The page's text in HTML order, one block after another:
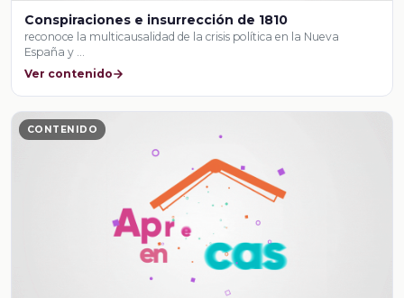
Conspiraciones e insurrección de 1810
reconoce la multicausalidad de la crisis política en la Nueva
España y …
Ver contenido
CONTENIDO